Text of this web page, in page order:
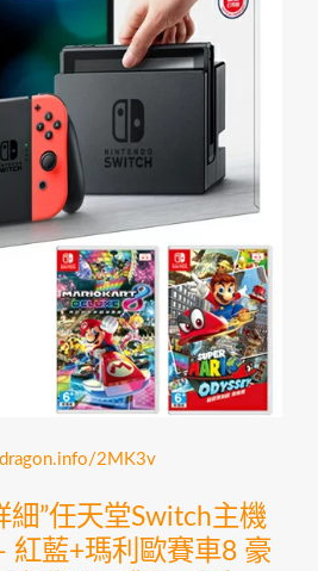
2MK3v
”任天堂Switch主機
紅藍+瑪利歐賽車8 豪